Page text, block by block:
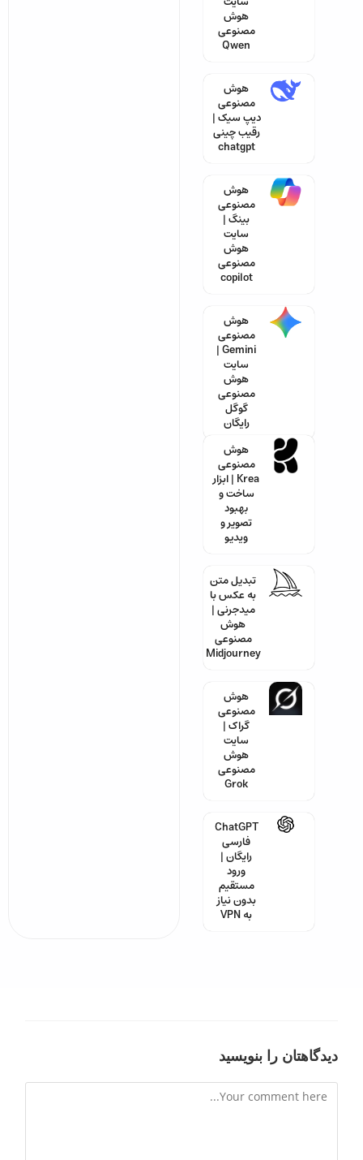
هوش
مصنوعی
Qwen
هوش
مصنوعی
دیپ سیک |
رقیب چینی
chatgpt
هوش
مصنوعی
بینگ |
سایت
هوش
مصنوعی
copilot
هوش
مصنوعی
Gemini |
سایت
هوش
مصنوعی
گوگل
رایگان
هوش
مصنوعی
Krea | ابزار
ساخت و
بهبود
تصویر و
ویدیو
تبدیل متن
به عکس با
میدجرنی |
هوش
مصنوعی
Midjourney
هوش
مصنوعی
گراک |
سایت
هوش
مصنوعی
Grok
ChatGPT
فارسی
رایگان |
ورود
مستقیم
بدون نیاز
به VPN
دیدگاهتان را بنویسید